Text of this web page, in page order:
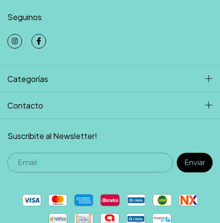
Seguinos
Categorías
Contacto
Suscribite al Newsletter!